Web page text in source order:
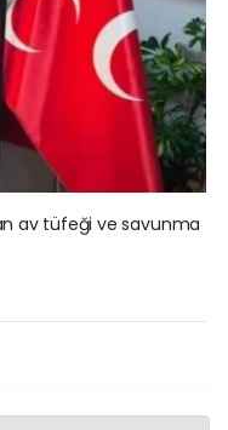
av tüfeği ve savunma